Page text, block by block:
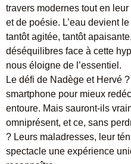
travers modernes tout en
et de poésie. L’eau devient
tantôt agitée, tantôt
déséquilibres face à cette
nous éloigne de l’essentiel.
Le défi de Nadège et Hervé
smartphone pour mieux
entoure. Mais sauront-ils
omniprésent, et ce, sans
? Leurs maladresses, leur
spectacle une expérience